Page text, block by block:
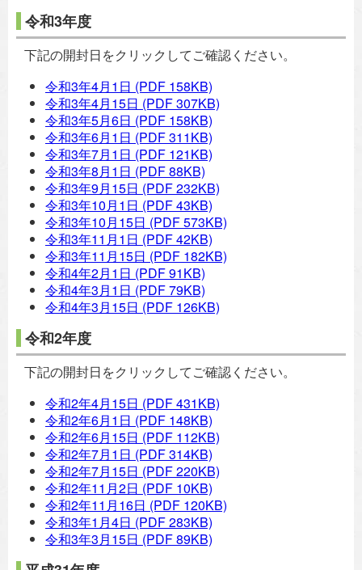
令和3年度
下記の開封日をクリックしてご確認ください。
令和3年4月1日 (PDF 158KB)
令和3年4月15日 (PDF 307KB)
令和3年5月6日 (PDF 158KB)
令和3年6月1日 (PDF 311KB)
令和3年7月1日 (PDF 121KB)
令和3年8月1日 (PDF 88KB)
令和3年9月15日 (PDF 232KB)
令和3年10月1日 (PDF 43KB)
令和3年10月15日 (PDF 573KB)
令和3年11月1日 (PDF 42KB)
令和3年11月15日 (PDF 182KB)
令和4年2月1日 (PDF 91KB)
令和4年3月1日 (PDF 79KB)
令和4年3月15日 (PDF 126KB)
令和2年度
下記の開封日をクリックしてご確認ください。
令和2年4月15日 (PDF 431KB)
令和2年6月1日 (PDF 148KB)
令和2年6月15日 (PDF 112KB)
令和2年7月1日 (PDF 314KB)
令和2年7月15日 (PDF 220KB)
令和2年11月2日 (PDF 10KB)
令和2年11月16日 (PDF 120KB)
令和3年1月4日 (PDF 283KB)
令和3年3月15日 (PDF 89KB)